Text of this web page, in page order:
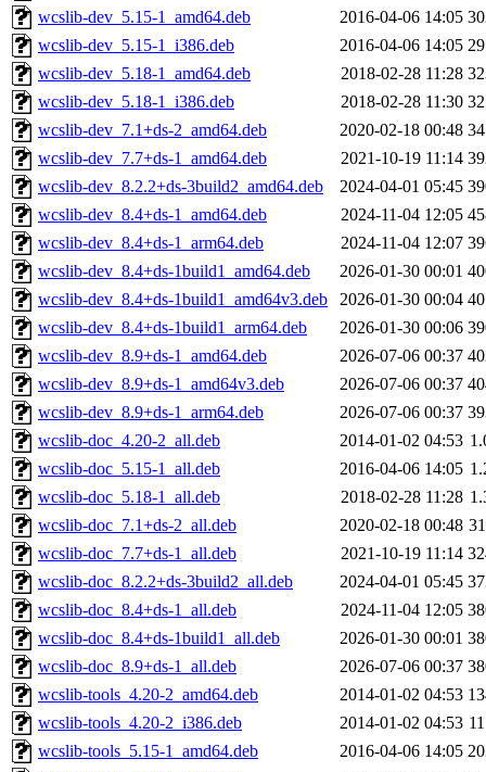
wcslib-dev_5.15-1_amd64.deb
2016-04-06 14:05
wcslib-dev_5.15-1_i386.deb
2016-04-06 14:05
wcslib-dev_5.18-1_amd64.deb
2018-02-28 11:28
wcslib-dev_5.18-1_i386.deb
2018-02-28 11:30
wcslib-dev_7.1+ds-2_amd64.deb
2020-02-18 00:48
wcslib-dev_7.7+ds-1_amd64.deb
2021-10-19 11:14
wcslib-dev_8.2.2+ds-3build2_amd64.deb
2024-04-01 05:45
wcslib-dev_8.4+ds-1_amd64.deb
2024-11-04 12:05
wcslib-dev_8.4+ds-1_arm64.deb
2024-11-04 12:07
wcslib-dev_8.4+ds-1build1_amd64.deb
2026-01-30 00:01
wcslib-dev_8.4+ds-1build1_amd64v3.deb
2026-01-30 00:04
wcslib-dev_8.4+ds-1build1_arm64.deb
2026-01-30 00:06
wcslib-dev_8.9+ds-1_amd64.deb
2026-07-06 00:37
wcslib-dev_8.9+ds-1_amd64v3.deb
2026-07-06 00:37
wcslib-dev_8.9+ds-1_arm64.deb
2026-07-06 00:37
wcslib-doc_4.20-2_all.deb
2014-01-02 04:53
wcslib-doc_5.15-1_all.deb
2016-04-06 14:05
wcslib-doc_5.18-1_all.deb
2018-02-28 11:28
wcslib-doc_7.1+ds-2_all.deb
2020-02-18 00:48
wcslib-doc_7.7+ds-1_all.deb
2021-10-19 11:14
wcslib-doc_8.2.2+ds-3build2_all.deb
2024-04-01 05:45
wcslib-doc_8.4+ds-1_all.deb
2024-11-04 12:05
wcslib-doc_8.4+ds-1build1_all.deb
2026-01-30 00:01
wcslib-doc_8.9+ds-1_all.deb
2026-07-06 00:37
wcslib-tools_4.20-2_amd64.deb
2014-01-02 04:53
wcslib-tools_4.20-2_i386.deb
2014-01-02 04:53
wcslib-tools_5.15-1_amd64.deb
2016-04-06 14:05